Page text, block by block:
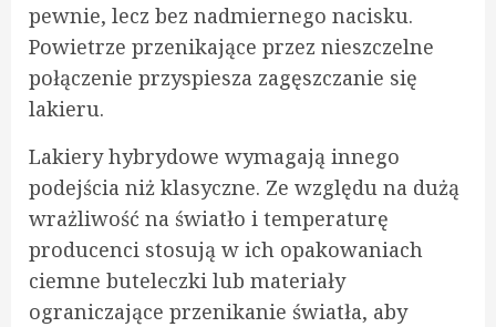
pewnie, lecz bez nadmiernego nacisku.
Powietrze przenikające przez nieszczelne
połączenie przyspiesza zagęszczanie się
lakieru.
Lakiery hybrydowe wymagają innego
podejścia niż klasyczne. Ze względu na dużą
wrażliwość na światło i temperaturę
producenci stosują w ich opakowaniach
ciemne buteleczki lub materiały
ograniczające przenikanie światła, aby